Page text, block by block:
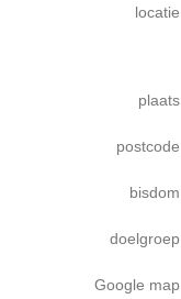
locatie
plaats
postcode
bisdom
doelgroep
Google map